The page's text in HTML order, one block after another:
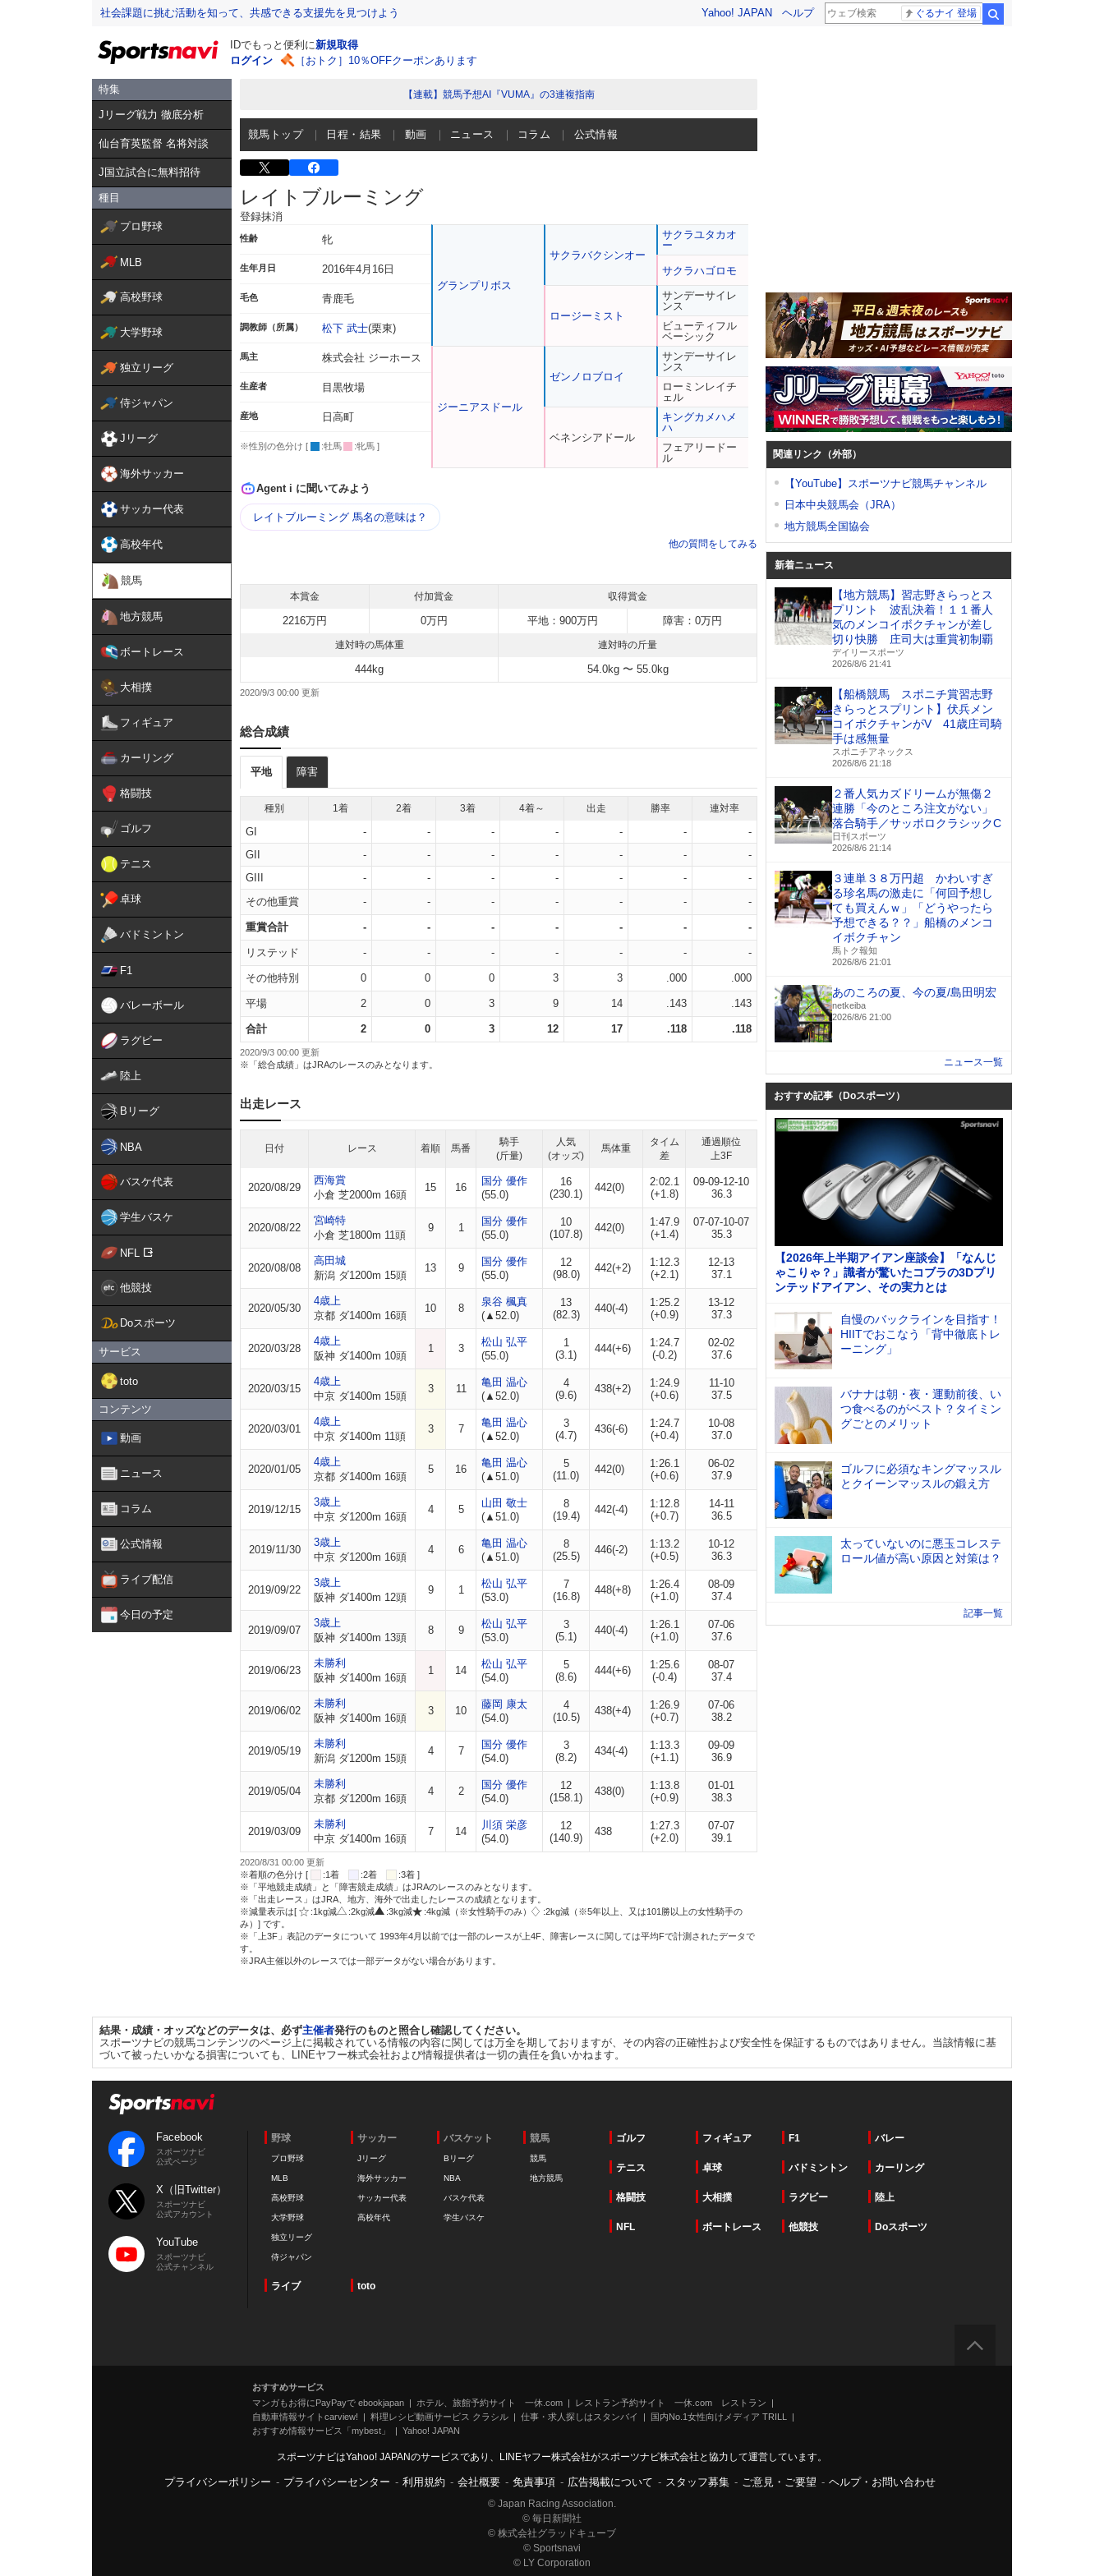
社会課題に挑む活動を知って、共感できる支援先を見つけよう Yahoo! JAPAN ヘルプ ぐるナイ 登場
IDでもっと便利に新規取得
ログイン
［おトク］10％OFFクーポンあります
特集
Jリーグ戦力 徹底分析
仙台育英監督 名将対談
J国立試合に無料招待
種目
プロ野球
MLB
高校野球
大学野球
独立リーグ
侍ジャパン
Jリーグ
海外サッカー
サッカー代表
高校年代
競馬
地方競馬
ボートレース
大相撲
フィギュア
カーリング
格闘技
ゴルフ
テニス
卓球
バドミントン
F1
バレーボール
ラグビー
陸上
Bリーグ
NBA
バスケ代表
学生バスケ
NFL
他競技
Doスポーツ
サービス
toto
コンテンツ
動画
ニュース
コラム
公式情報
ライブ配信
今日の予定
【連載】競馬予想AI『VUMA』の3連複指南
競馬トップ 日程・結果 動画 ニュース コラム 公式情報
レイトブルーミング
登録抹消
性齢 牝
生年月日 2016年4月16日
毛色 青鹿毛
調教師（所属） 松下 武士(栗東)
馬主 株式会社 ジーホース
生産者 目黒牧場
産地 日高町
※性別の色分け [ :牡馬 :牝馬 ]
グランプリボス
ジーニアスドール
サクラバクシンオー
ロージーミスト
ゼンノロブロイ
ベネンシアドール
サクラユタカオ
ー
サクラハゴロモ
サンデーサイレ
ンス
ビューティフル
ベーシック
サンデーサイレ
ンス
ローミンレイチ
ェル
キングカメハメ
ハ
フェアリードー
ル
Agent i に聞いてみよう
レイトブルーミング 馬名の意味は？
他の質問をしてみる
本賞金 付加賞金 収得賞金
2216万円 0万円 平地：900万円 障害：0万円
連対時の馬体重 連対時の斤量
444kg 54.0kg 〜 55.0kg
2020/9/3 00:00
総合成績
平地 障害
種別 1着 2着 3着 4着～ 出走 勝率 連対率
GI - - - - - -
-
GII
- - - - - -
-
GIII
- - - - - -
-
その他重賞
- - - - - - -
重賞合計 - - - - - - -
リステッド - - - - - - -
その他特別 0 0 0 3 3 .000 .000
平場 2 0 3 9 14 .143 .143
合計 2 0 3 12 17 .118 .118
2020/9/3 00:00 更新
※「総合成績」はJRAのレースのみとなります。
出走レース
日付 レース 着順 馬番
騎手
(斤量)
人気
(オッズ)
馬体重
タイム
差
通過順位
上3F
2020/08/29
西海賞
小倉 芝2000m 16頭
15 16
国分 優作
(55.0)
16
(230.1)
442(0)
2:02.1
(+1.8)
09-09-12-10
36.3
2020/08/22
宮崎特
小倉 芝1800m 11頭
9 1
国分 優作
(55.0)
10
(107.8)
442(0)
1:47.9
(+1.4)
07-07-10-07
35.3
2020/08/08
高田城
新潟 ダ1200m 15頭
13 9
国分 優作
(55.0)
12
(98.0)
442(+2)
1:12.3
(+2.1)
12-13
37.1
2020/05/30
4歳上
京都 ダ1400m 16頭
10 8
泉谷 楓真
(▲52.0)
13
(82.3)
440(-4)
1:25.2
(+0.9)
13-12
37.3
2020/03/28
4歳上
阪神 ダ1400m 10頭
1 3
松山 弘平
(55.0)
1
(3.1)
444(+6)
1:24.7
(-0.2)
02-02
37.6
2020/03/15
4歳上
中京 ダ1400m 15頭
3 11
亀田 温心
(▲52.0)
4
(9.6)
438(+2)
1:24.9
(+0.6)
11-10
37.5
2020/03/01
4歳上
中京 ダ1400m 11頭
3 7
亀田 温心
(▲52.0)
3
(4.7)
436(-6)
1:24.7
(+0.4)
10-08
37.0
2020/01/05
4歳上
京都 ダ1400m 16頭
5 16
亀田 温心
(▲51.0)
5
(11.0)
442(0)
1:26.1
(+0.6)
06-02
37.9
2019/12/15
3歳上
中京 ダ1200m 16頭
4 5
山田 敬士
(▲51.0)
8
(19.4)
442(-4)
1:12.8
(+0.7)
14-11
36.5
2019/11/30
3歳上
中京 ダ1200m 16頭
4 6
亀田 温心
(▲51.0)
8
(25.5)
446(-2)
1:13.2
(+0.5)
10-12
36.3
2019/09/22
3歳上
阪神 ダ1400m 12頭
9 1
松山 弘平
(53.0)
7
(16.8)
448(+8)
1:26.4
(+1.0)
08-09
37.4
2019/09/07
3歳上
阪神 ダ1400m 13頭
8 9
松山 弘平
(53.0)
3
(5.1)
440(-4)
1:26.1
(+1.0)
07-06
37.6
2019/06/23
未勝利
阪神 ダ1400m 16頭
1 14
松山 弘平
(54.0)
5
(8.6)
444(+6)
1:25.6
(-0.4)
08-07
37.4
2019/06/02
未勝利
阪神 ダ1400m 16頭
3 10
藤岡 康太
(54.0)
4
(10.5)
438(+4)
1:26.9
(+0.7)
07-06
38.2
2019/05/19
未勝利
新潟 ダ1200m 15頭
4 7
国分 優作
(54.0)
3
(8.2)
434(-4)
1:13.3
(+1.1)
09-09
36.9
2019/05/04
未勝利
京都 ダ1200m 16頭
4 2
国分 優作
(54.0)
12
(158.1)
438(0)
1:13.8
(+0.9)
01-01
38.3
2019/03/09
未勝利
中京 ダ1400m 16頭
7 14
川須 栄彦
(54.0)
12
(140.9)
438
1:27.3
(+2.0)
07-07
39.1
2020/8/31 00:00 更新
※着順の色分け [
:1着 :2着
:3着 ]
※「平地競走成績」と「障害競走成績」はJRAのレースのみとなります。
※「出走レース」はJRA、地方、海外で出走したレースの成績となります。
※減量表示は[
:1kg減 :2kg減 :3kg減 :4kg減（※女性騎手のみ）
:2kg減（※5年以上、又は101勝以上の女性騎手の
み）] です。
※「上3F」表記のデータについて 1993年4月以前では一部のレースが上4F、障害レースに関しては平均Fで計測されたデータで
す。
※JRA主催以外のレースでは一部データがない場合があります。
関連リンク（外部）
【YouTube】スポーツナビ競馬チャンネル
日本中央競馬会（JRA）
地方競馬全国協会
新着ニュース
【地方競馬】習志野きらっとス
プリント 波乱決着！１１番人
気のメンコイボクチャンが差し
切り快勝 庄司大は重賞初制覇
デイリースポーツ
2026/8/6 21:41
【船橋競馬 スポニチ賞習志野
きらっとスプリント】伏兵メン
コイボクチャンがV 41歳庄司騎
手は感無量
スポニチアネックス
2026/8/6 21:18
２番人気カズドリームが無傷２
連勝「今のところ注文がない」
落合騎手／サッポロクラシックC
日刊スポーツ
2026/8/6 21:14
３連単３８万円超 かわいすぎ
る珍名馬の激走に「何回予想し
ても買えんｗ」「どうやったら
予想できる？？」船橋のメンコ
イボクチャン
馬トク報知
2026/8/6 21:01
あのころの夏、今の夏/島田明宏
netkeiba
2026/8/6 21:00
ニュース一覧
おすすめ記事（Doスポーツ）
【2026年上半期アイアン座談会】「なんじ
ゃこりゃ？」識者が驚いたコブラの3Dプリ
ンテッドアイアン、その実力とは
自慢のバックラインを目指す！
HIITでおこなう「背中徹底トレ
ーニング」
バナナは朝・夜・運動前後、い
つ食べるのがベスト？タイミン
グごとのメリット
ゴルフに必須なキングマッスル
とクイーンマッスルの鍛え方
太っていないのに悪玉コレステ
ロール値が高い原因と対策は？
記事一覧
結果・成績・オッズなどのデータは、必ず主催者発行のものと照合し確認してください。
スポーツナビの競馬コンテンツのページ上に掲載されている情報の内容に関しては万全を期しておりますが、その内容の正確性および安全性を保証するものではありません。当該情報に基
づいて被ったいかなる損害についても、LINEヤフー株式会社および情報提供者は一切の責任を負いかねます。
Facebook
スポーツナビ
公式ページ
X（旧Twitter）
スポーツナビ
公式アカウント
YouTube
スポーツナビ
公式チャンネル
野球
プロ野球
MLB
高校野球
大学野球
独立リーグ
侍ジャパン
サッカー
Jリーグ
海外サッカー
サッカー代表
高校年代
バスケット
Bリーグ
NBA
バスケ代表
学生バスケ
競馬
競馬
地方競馬
ゴルフ フィギュア F1 バレー
テニス 卓球 バドミントン カーリング
格闘技 大相撲 ラグビー 陸上
NFL ボートレース 他競技 Doスポーツ
ライブ toto
おすすめサービス
マンガもお得にPayPayで ebookjapan
ホテル、旅館予約サイト 一休.com
レストラン予約サイト 一休.com レストラン
自動車情報サイトcarview!
料理レシピ動画サービス クラシル 仕事・求人探しはスタンバイ
国内No.1女性向けメディア TRILL
おすすめ情報サービス「mybest」
Yahoo! JAPAN
スポーツナビはYahoo! JAPANのサービスであり、LINEヤフー株式会社がスポーツナビ株式会社と協力して運営しています。
プライバシーポリシー - プライバシーセンター - 利用規約 - 会社概要 - 免責事項 - 広告掲載について - スタッフ募集 - ご意見・ご要望 - ヘルプ・お問い合わせ
© Japan Racing Association.
© 毎日新聞社
© 株式会社グラッドキューブ
© Sportsnavi
© LY Corporation